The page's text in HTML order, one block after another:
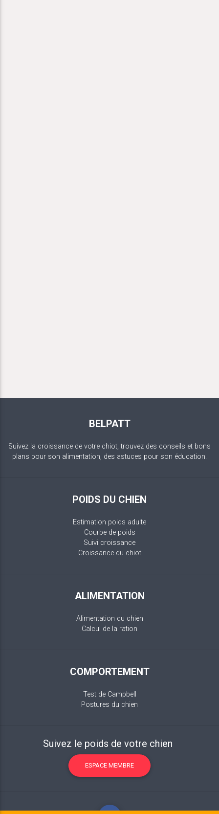
BELPATT
Suivez la croissance de votre chiot, trouvez des conseils et bons
plans pour son alimentation, des astuces pour son éducation.
POIDS DU CHIEN
Estimation poids adulte
Courbe de poids
Suivi croissance
Croissance du chiot
ALIMENTATION
Alimentation du chien
Calcul de la ration
COMPORTEMENT
Test de Campbell
Postures du chien
Suivez le poids de votre chien
ESPACE MEMBRE